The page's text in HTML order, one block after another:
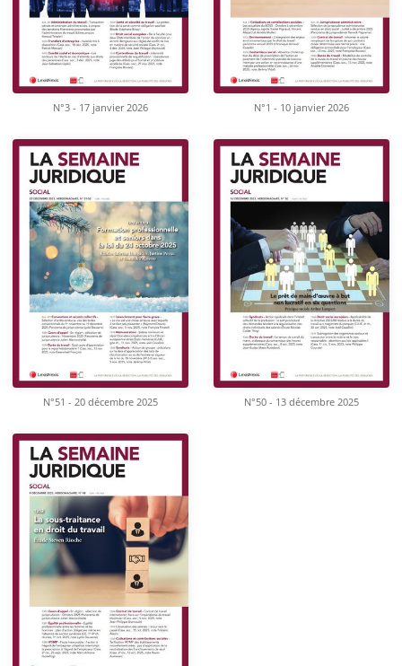
N°3 - 17 janvier 2026 N°1 - 10 janvier 2026
N°51 - 20 décembre 2025 N°50 - 13 décembre 2025